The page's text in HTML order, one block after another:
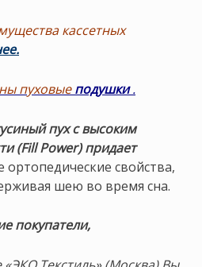
кассетных
пуховыеподушки.
пух с высоким
(Fill Power) придает
свойства,
шею во время сна.
покупатели,